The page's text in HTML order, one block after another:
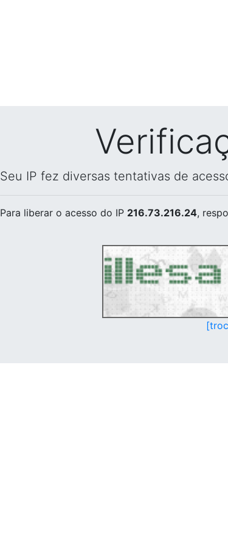
Seu IP fez diversas tentativas de
Para liberar o acesso do IP 216.73.216.24,